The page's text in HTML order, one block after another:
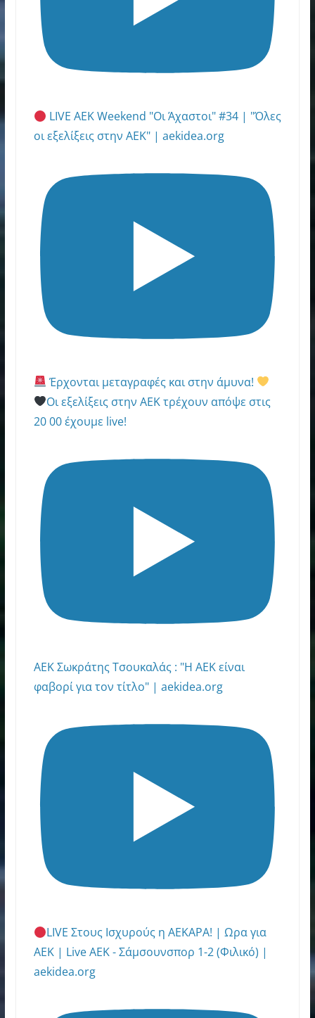
LIVE AEK Weekend "Οι Άχαστοι" #34 | "Όλες
οι εξελίξεις στην ΑΕΚ" | aekidea.org
Έρχονται μεταγραφές και στην άμυνα!
Οι εξελίξεις στην ΑΕΚ τρέχουν απόψε στις
20 00 έχουμε live!
AEK Σωκράτης Τσουκαλάς : "Η ΑΕΚ είναι
φαβορί για τον τίτλο" | aekidea.org
LIVE Στους Ισχυρούς η ΑΕΚΑΡΑ! | Ωρα για
ΑΕΚ | Live ΑΕΚ - Σάμσουνσπορ 1-2 (Φιλικό) |
aekidea.org